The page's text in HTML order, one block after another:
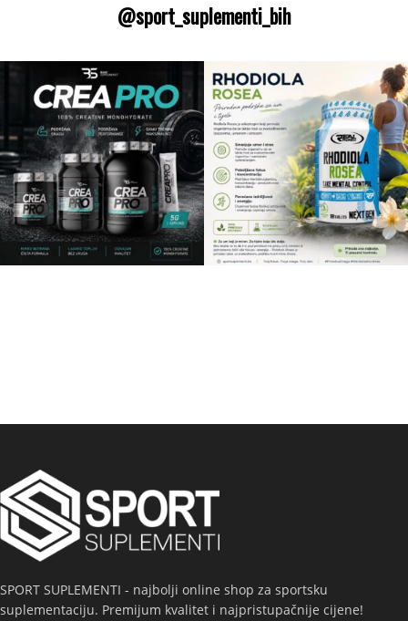
@sport_suplementi_bih
SPORT SUPLEMENTI - najbolji online shop za sportsku
suplementaciju. Premijum kvalitet i najpristupačnije cijene!